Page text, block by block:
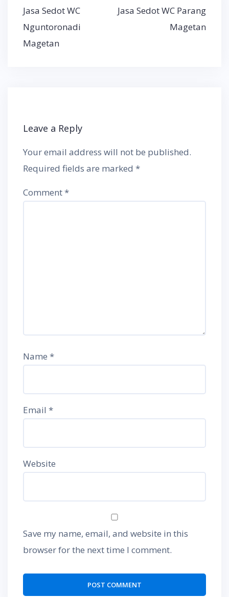
Post
navigation
Jasa Sedot WC
Nguntoronadi
Magetan
Jasa Sedot WC Parang
Magetan
Leave a Reply
Your email address will not be published.
Required fields are marked *
Comment*
Name *
Email *
Website
Save my name, email, and website in this
browser for the next time I comment.